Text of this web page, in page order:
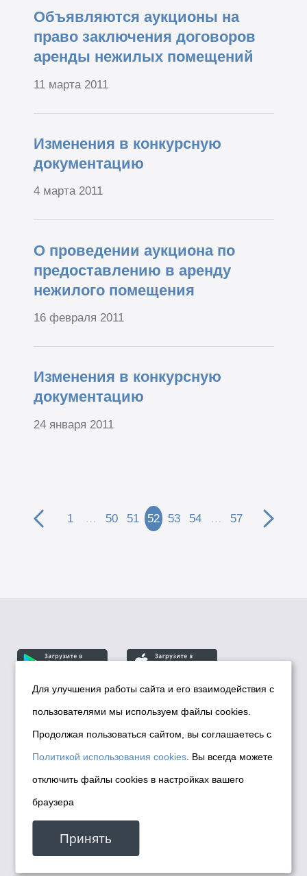
Объявляются аукционы на
право заключения договоров
аренды нежилых помещений
11 марта 2011
Изменения в конкурсную
документацию
4 марта 2011
О проведении аукциона по
предоставлению в аренду
нежилого помещения
16 февраля 2011
Изменения в конкурсную
документацию
24 января 2011
1 … 50 51 52 53 54 … 57
© Департамент информационной политики мэрии
города Новосибирска, 2026
Политика использования Cookies
Политика по обработке персональных
данных в информационных системах
мэрии города Новосибирска
Техническая поддержка сайта -
malinchukvl@mail.ru
Для улучшения работы сайта и его взаимодействия с
пользователями мы используем файлы cookies.
Продолжая пользоваться сайтом, вы соглашаетесь с
Политикой использования cookies . Вы всегда можете
отключить файлы cookies в настройках вашего
браузера
Принять